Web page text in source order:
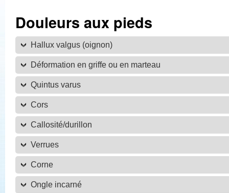
Douleurs aux pieds
Hallux valgus (oignon)
Déformation en griffe ou en marteau
Quintus varus
Cors
Callosité/durillon
Verrues
Corne
Ongle incarné